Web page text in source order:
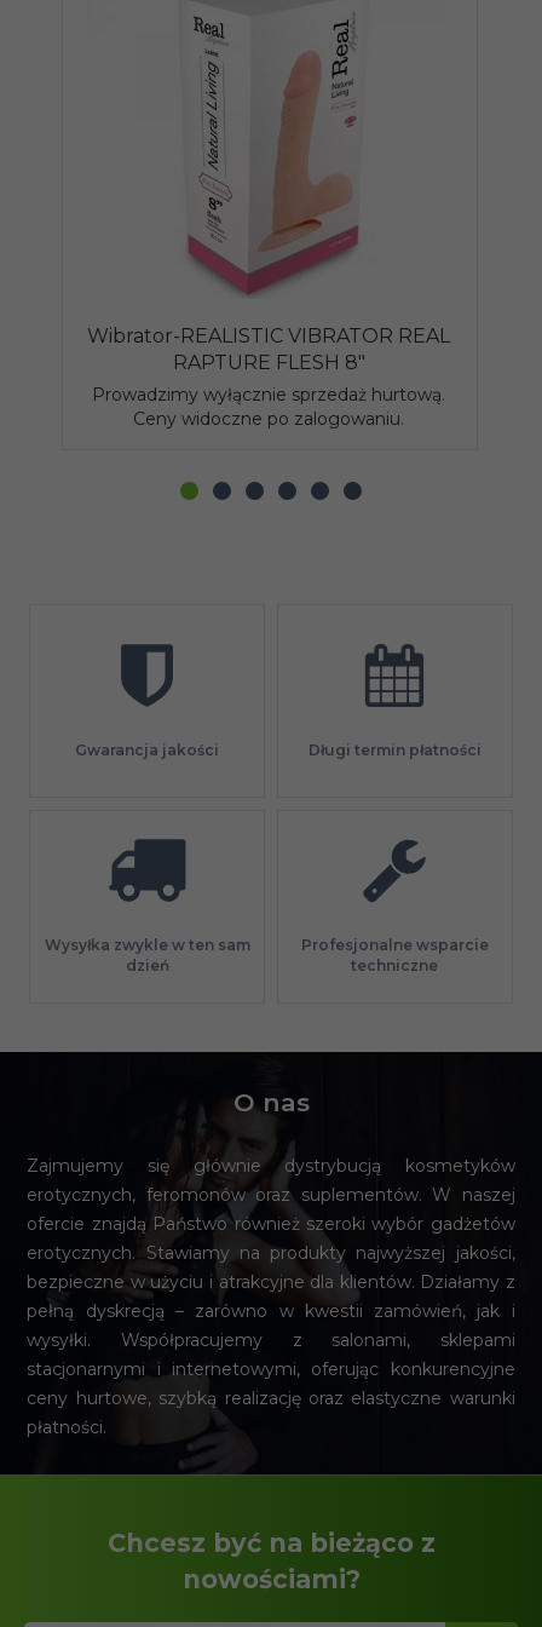
Wibrator-REALISTIC VIBRATOR REAL
RAPTURE FLESH 8"
Prowadzimy wyłącznie sprzedaż hurtową.
Ceny widoczne po zalogowaniu.
Gwarancja jakości Długi termin płatności
Wysyłka zwykle w ten sam
dzień
Profesjonalne wsparcie
techniczne
O nas
Zajmujemy się głównie dystrybucją kosmetyków
erotycznych, feromonów oraz suplementów. W naszej
ofercie znajdą Państwo również szeroki wybór gadżetów
erotycznych. Stawiamy na produkty najwyższej jakości,
bezpieczne w użyciu i atrakcyjne dla klientów. Działamy z
pełną dyskrecją – zarówno w kwestii zamówień, jak i
wysyłki. Współpracujemy z salonami, sklepami
stacjonarnymi i internetowymi, oferując konkurencyjne
ceny hurtowe, szybką realizację oraz elastyczne warunki
płatności.
Chcesz być na bieżąco z
nowościami?